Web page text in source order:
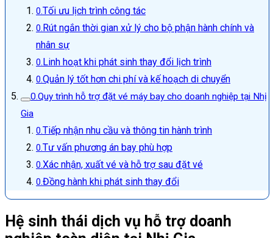
Tối ưu lịch trình công tác
Rút ngắn thời gian xử lý cho bộ phận hành chính và
nhân sự
Linh hoạt khi phát sinh thay đổi lịch trình
Quản lý tốt hơn chi phí và kế hoạch di chuyển
Quy trình hỗ trợ đặt vé máy bay cho doanh nghiệp tại Nhị
Gia
Tiếp nhận nhu cầu và thông tin hành trình
Tư vấn phương án bay phù hợp
Xác nhận, xuất vé và hỗ trợ sau đặt vé
Đồng hành khi phát sinh thay đổi
Hệ sinh thái dịch vụ hỗ trợ doanh